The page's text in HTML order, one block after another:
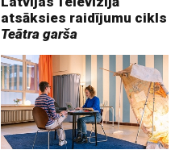
atsāksies raidījumu cikls
Teātra garša